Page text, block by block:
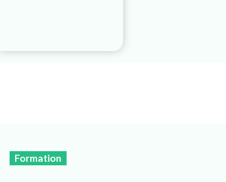
Formation